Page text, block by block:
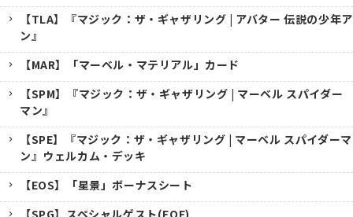
【TLA】『マジック：ザ・ギャザリング | アバター 伝説の少年ア
ン』
【MAR】「マーベル・マテリアル」カード
【SPM】『マジック：ザ・ギャザリング | マーベル スパイダー
マン』
【SPE】『マジック：ザ・ギャザリング | マーベル スパイダーマ
ン』ウェルカム・デッキ
【EOS】「星景」ボーナスシート
【SPG】スペシャルゲスト(EOE)